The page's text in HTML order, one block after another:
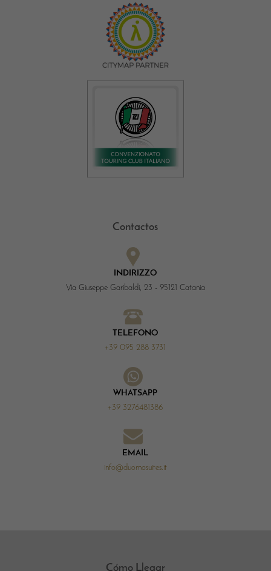
Contactos
INDIRIZZO
Via Giuseppe Garibaldi, 23 - 95121 Catania
TELEFONO
+39 095 288 3731
WHATSAPP
+39 3276481386
EMAIL
info@duomosuites.it
Cómo Llegar